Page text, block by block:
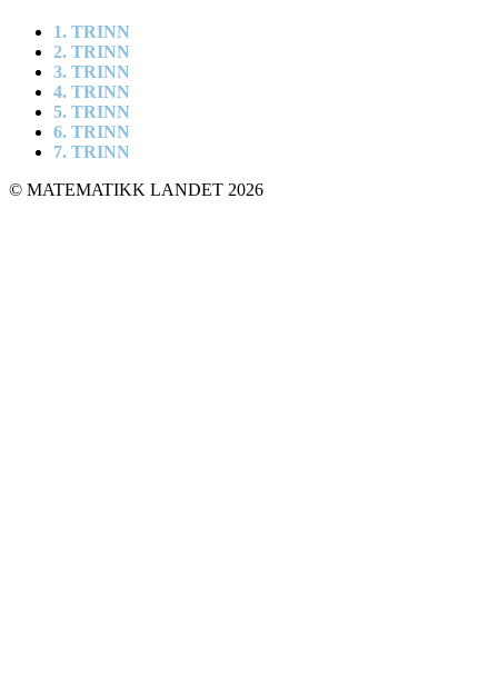
1. TRINN
2. TRINN
3. TRINN
4. TRINN
5. TRINN
6. TRINN
7. TRINN
© MATEMATIKK LANDET 2026